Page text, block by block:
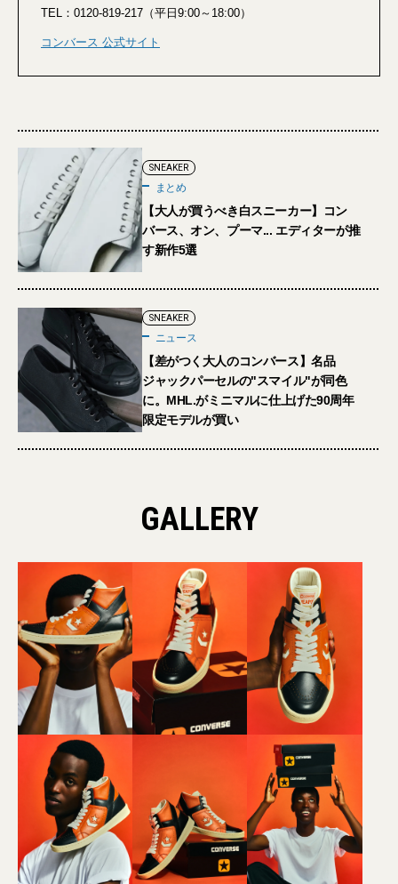
TEL：0120-819-217（平日9:00～18:00）
コンバース 公式サイト
SNEAKER
まとめ
【大人が買うべき白スニーカー】コン
バース、オン、プーマ... エディターが推
す新作5選
SNEAKER
ニュース
【差がつく大人のコンバース】名品
ジャックパーセルの"スマイル"が同色
に。MHL.がミニマルに仕上げた90周年
限定モデルが買い
GALLERY